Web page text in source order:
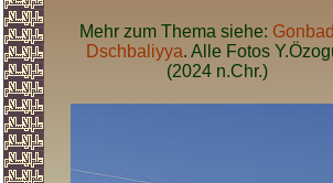
Mehr zum Thema siehe:
Dschbaliyya. Alle Fotos
(2024 n.Chr.)